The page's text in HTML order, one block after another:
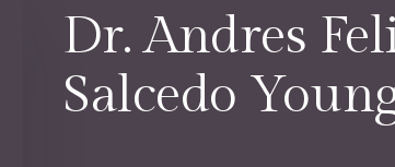
Dr. Andres
Salcedo